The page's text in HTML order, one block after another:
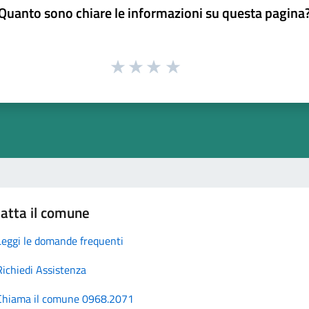
sono chiare le informazioni su questa
il comune
le domande frequenti
Assistenza
il comune 0968.2071